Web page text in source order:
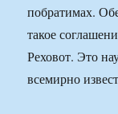
побратимах.
такое
Реховот. Это
всемирно